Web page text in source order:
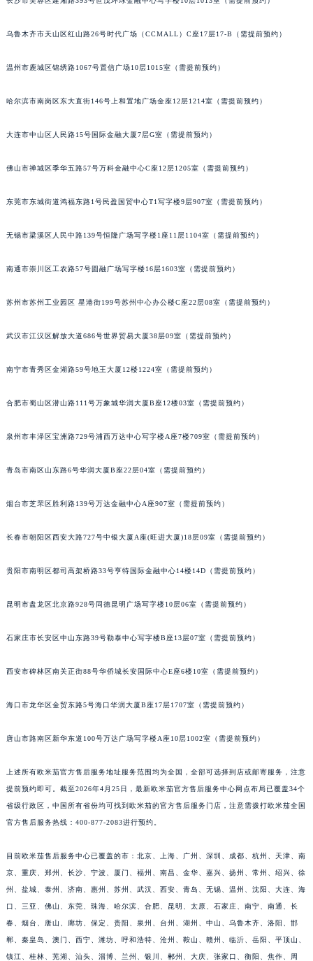
乌鲁木齐市天山区红山路26号时代广场（CCMALL）C座17层17-B（需提前预约）
温州市鹿城区锦绣路1067号置信广场10层1015室（需提前预约）
哈尔滨市南岗区东大直街146号上和置地广场金座12层1214室（需提前预约）
大连市中山区人民路15号国际金融大厦7层G室（需提前预约）
佛山市禅城区季华五路57号万科金融中心C座12层1205室（需提前预约）
东莞市东城街道鸿福东路1号民盈国贸中心T1写字楼9层907室（需提前预约）
无锡市梁溪区人民中路139号恒隆广场写字楼1座11层1104室（需提前预约）
南通市崇川区工农路57号圆融广场写字楼16层1603室（需提前预约）
苏州市苏州工业园区 星港街199号苏州中心办公楼C座22层08室（需提前预约）
武汉市江汉区解放大道686号世界贸易大厦38层09室（需提前预约）
南宁市青秀区金湖路59号地王大厦12楼1224室（需提前预约）
合肥市蜀山区潜山路111号万象城华润大厦B座12楼03室（需提前预约）
泉州市丰泽区宝洲路729号浦西万达中心写字楼A座7楼709室（需提前预约）
青岛市南区山东路6号华润大厦B座22层04室（需提前预约）
烟台市芝罘区胜利路139号万达金融中心A座907室（需提前预约）
长春市朝阳区西安大路727号中银大厦A座(旺进大厦)18层09室（需提前预约）
贵阳市南明区都司高架桥路33号亨特国际金融中心14楼14D（需提前预约）
昆明市盘龙区北京路928号同德昆明广场写字楼10层06室（需提前预约）
石家庄市长安区中山东路39号勒泰中心写字楼B座13层07室（需提前预约）
西安市碑林区南关正街88号华侨城长安国际中心E座6楼10室（需提前预约）
海口市龙华区金贸东路5号海口华润大厦B座17层1707室（需提前预约）
唐山市路南区新华东道100号万达广场写字楼A座10层1002室（需提前预约）
上述所有欧米茄官方售后服务地址服务范围均为全国，全部可选择到店或邮寄服务，注意
提前预约即可。截至2026年4月25日，最新欧米茄官方售后服务中心网点布局已覆盖34个
省级行政区，中国所有省份均可找到欧米茄的官方售后服务门店，注意需拨打欧米茄全国
官方售后服务热线：400-877-2083进行预约。
目前欧米茄售后服务中心已覆盖的市：北京、上海、广州、深圳、成都、杭州、天津、南
京、重庆、郑州、长沙、宁波、厦门、福州、南昌、金华、嘉兴、扬州、常州、绍兴、徐
州、盐城、泰州、济南、惠州、苏州、武汉、西安、青岛、无锡、温州、沈阳、大连、海
口、三亚、佛山、东莞、珠海、哈尔滨、合肥、昆明、太原、石家庄、南宁、南通、长
春、烟台、唐山、廊坊、保定、贵阳、泉州、台州、湖州、中山、乌鲁木齐、洛阳、邯
郸、秦皇岛、澳门、西宁、潍坊、呼和浩特、沧州、鞍山、赣州、临沂、岳阳、平顶山、
镇江、桂林、芜湖、汕头、淄博、兰州、银川、郴州、大庆、张家口、衡阳、焦作、周